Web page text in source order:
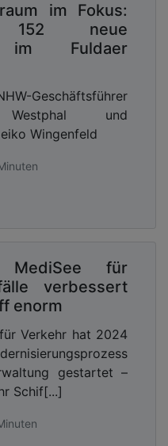
im Fokus:
neue
im Fuldaer
Geschäftsführer
und
Wingenfeld
MediSee für
verbessert
enorm
Verkehr hat 2024
gestartet –
Schif[...]